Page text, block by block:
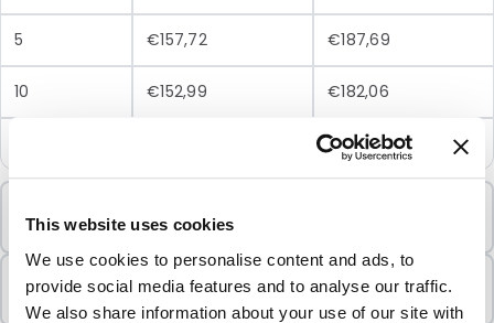
This website uses cookies
We use cookies to personalise content and ads, to
provide social media features and to analyse our traffic.
We also share information about your use of our site with
5 €157,72 €187,69
10 €152,99 €182,06
€176,60
1 Einheiten
In Paketen verkauft
1 Einheiten